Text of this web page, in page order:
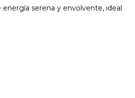
energía serena y envolvente, ideal